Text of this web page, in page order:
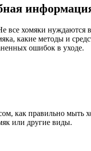
хомяки
какие методы и
ошибок в уходе.
как правильно
или другие виды.